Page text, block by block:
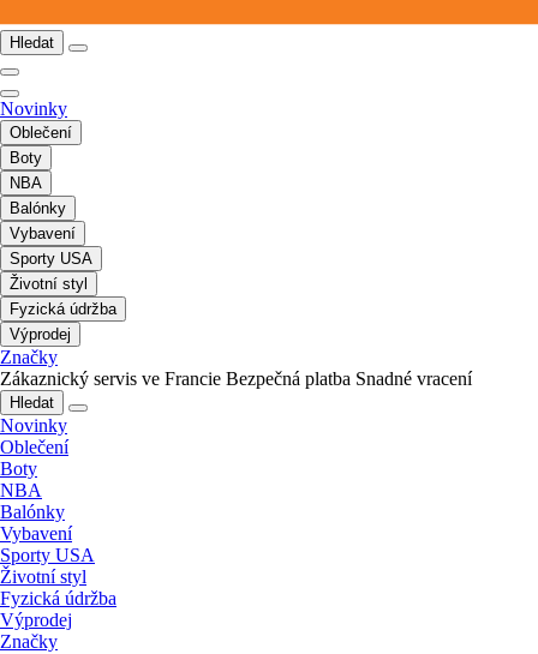
Hledat
Novinky
Oblečení
Boty
NBA
Balónky
Vybavení
Sporty USA
Životní styl
Fyzická údržba
Výprodej
Značky
Zákaznický servis ve Francie Bezpečná platba Snadné vracení
Hledat
Novinky
Oblečení
Boty
NBA
Balónky
Vybavení
Sporty USA
Životní styl
Fyzická údržba
Výprodej
Značky